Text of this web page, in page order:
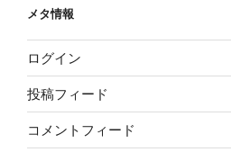
メタ情報
ログイン
投稿フィード
コメントフィード